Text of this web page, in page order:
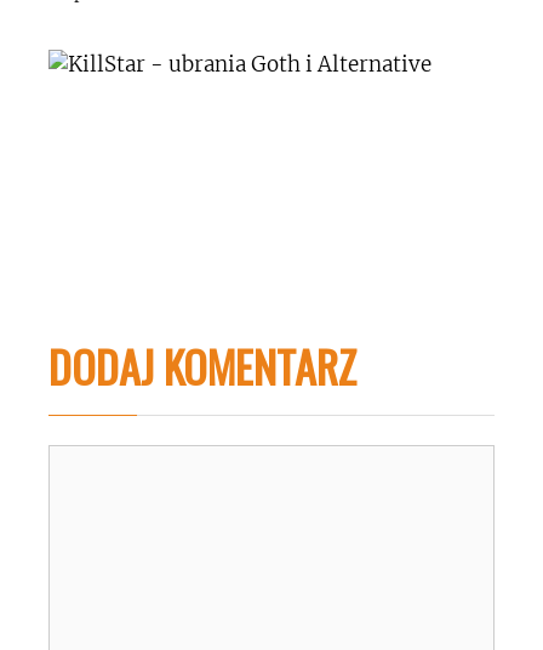
DODAJ KOMENTARZ